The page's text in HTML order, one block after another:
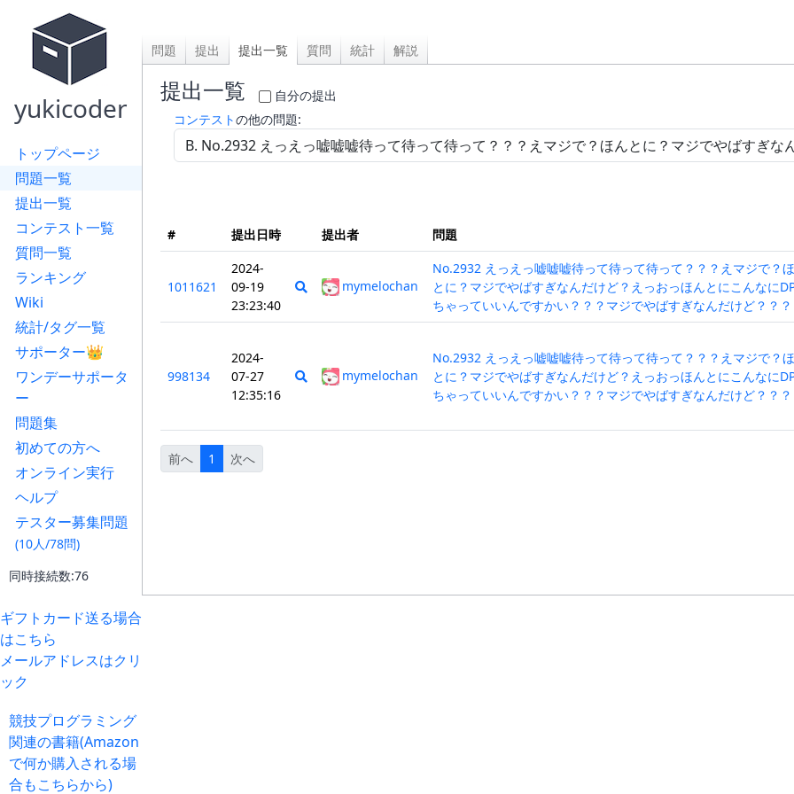
yukicoder
トップページ
問題一覧
提出一覧
コンテスト一覧
質問一覧
ランキング
Wiki
統計/タグ一覧
サポーター👑
ワンデーサポータ
ー
問題集
初めての方へ
オンライン実行
ヘルプ
テスター募集問題
(10人/78問)
同時接続数:76
ギフトカード送る場合
はこちら
メールアドレスはクリ
ック
競技プログラミング
関連の書籍(Amazon
で何か購入される場
合もこちらから)
問題 提出 提出一覧 質問 統計 解説
提出一覧
自分の提出
コンテストの他の問題:
# 提出日時 提出者 問題
1011621
2024-
09-19
23:23:40
mymelochan
No.2932 えっえっ嘘嘘嘘待って待って待って？？？えマジで？
とに？マジでやばすぎなんだけど？えっおっほんとにこんなに
ちゃっていいんですかい？？？マジでやばすぎなんだけど？？？
998134
2024-
07-27
12:35:16
mymelochan
No.2932 えっえっ嘘嘘嘘待って待って待って？？？えマジで？
とに？マジでやばすぎなんだけど？えっおっほんとにこんなに
ちゃっていいんですかい？？？マジでやばすぎなんだけど？？？
前へ 1 次へ